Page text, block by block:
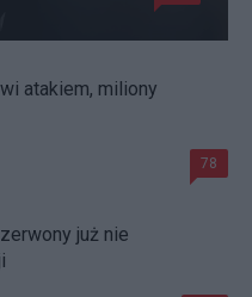
atakiem, miliony
78
już nie